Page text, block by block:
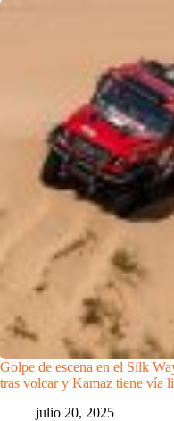
Golpe de escena en el Silk
tras volcar y Kamaz tiene vía
julio 20, 2025